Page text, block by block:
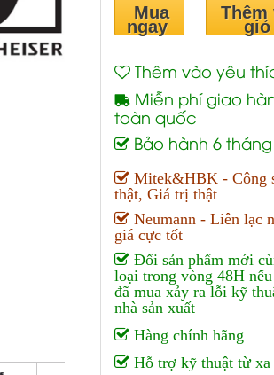
Mua
ngay
Thêm
giỏ
Thêm vào yêu
Miễn phí giao
toàn quốc
Bảo hành 6 tháng
Mitek&HBK - Công
thật, Giá trị thật
Neumann - Liên lạc
giá cực tốt
Đổi sản phẩm mới
loại trong vòng 48H nếu
đã mua xảy ra lỗi kỹ
nhà sản xuất
Hàng chính hãng
Hỗ trợ kỹ thuật từ xa